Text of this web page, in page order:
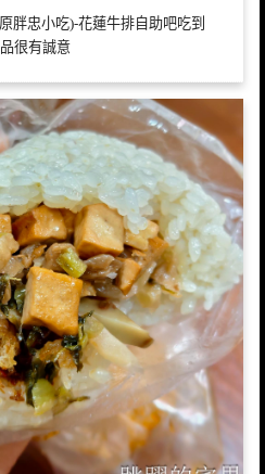
胖忠小吃)-花蓮牛排自助吧吃到
很有誠意